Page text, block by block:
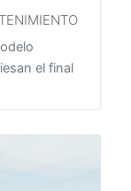
el final